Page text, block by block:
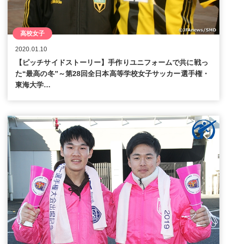
高校女子
2020.01.10
【ピッチサイドストーリー】手作りユニフォームで共に戦っ
た“最高の冬”～第28回全日本高等学校女子サッカー選手権・
東海大学…